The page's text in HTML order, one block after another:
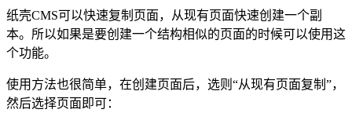
纸壳CMS可以快速复制页面，从现有页面快速创建一个副
本。所以如果是要创建一个结构相似的页面的时候可以使用这
个功能。
使用方法也很简单，在创建页面后，选则“从现有页面复制”，
然后选择页面即可：